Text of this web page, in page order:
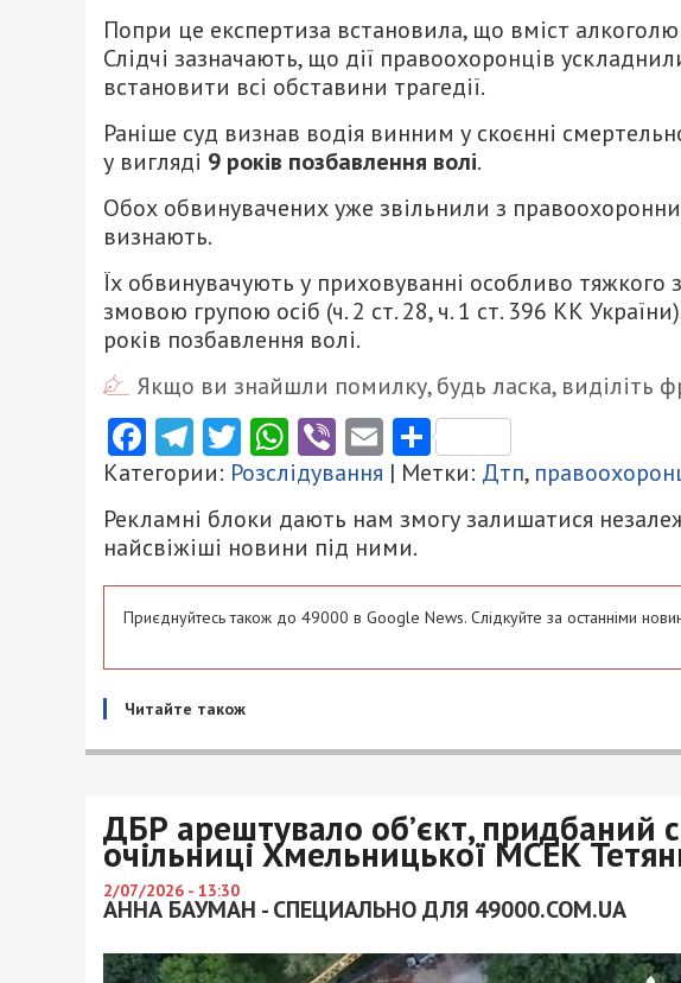
Попри це експертиза встановила, що вміст
Слідчі зазначають, що дії правоохоронців
встановити всі обставини трагедії.
Раніше суд визнав водія винним у скоєнні
у вигляді 9 років позбавлення волі.
Обох обвинувачених уже звільнили з
визнають.
Їх обвинувачують у приховуванні особливо
змовою групою осіб (ч. 2 ст. 28, ч. 1 ст. 396 КК
років позбавлення волі.
Якщо ви знайшли помилку, будь ласка, виділіть
Facebook
Telegram
Twitter
WhatsApp
ViberEmailПоділитися
Категории: Розслідування | Метки: Дтп,
Рекламні блоки дають нам змогу залишатися
найсвіжіші новини під ними.
Приєднуйтесь також до 49000 в Google News. Слідкуйте за останніми
Читайте також
ДБР арештувало об’єкт, придбаний
очільниці Хмельницької МСЕК
2/07/2026 - 13:30
АННА БАУМАН - СПЕЦИАЛЬНО ДЛЯ 49000.COM.UA